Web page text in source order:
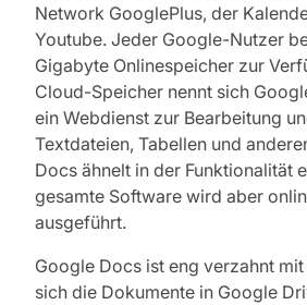
Network GooglePlus, der
Youtube. Jeder Google-Nutzer
Gigabyte Onlinespeicher zur
Cloud-Speicher nennt sich
ein Webdienst zur Bearbeitung
Textdateien, Tabellen und
Docs ähnelt in der Funktionalität
gesamte Software wird aber
ausgeführt.
Google Docs ist eng verzahnt
sich die Dokumente in Google